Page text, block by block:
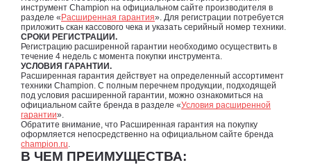
инструмент Champion на официальном сайте производителя в
разделе «Расширенная гарантия». Для регистрации потребуется
приложить скан кассового чека и указать серийный номер техники.
СРОКИ РЕГИСТРАЦИИ.
Регистрацию расширенной гарантии необходимо осуществить в
течение 4 недель с момента покупки инструмента.
УСЛОВИЯ ГАРАНТИИ.
Расширенная гарантия действует на определенный ассортимент
техники Champion. С полным перечнем продукции, подходящей
под условия расширенной гарантии, можно ознакомиться на
официальном сайте бренда в разделе «Условия расширенной
гарантии».
Обратите внимание, что Расширенная гарантия на покупку
оформляется непосредственно на официальном сайте бренда
champion.ru
В ЧЕМ ПРЕИМУЩЕСТВА: